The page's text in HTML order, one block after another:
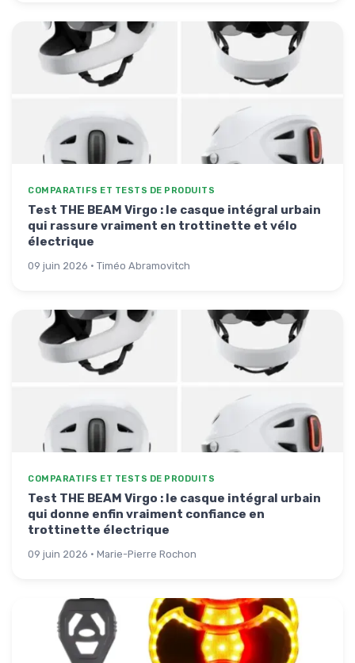
COMPARATIFS ET TESTS DE PRODUITS
Test THE BEAM Virgo : le casque intégral urbain
qui rassure vraiment en trottinette et vélo
électrique
09 juin 2026 · Timéo Abramovitch
COMPARATIFS ET TESTS DE PRODUITS
Test THE BEAM Virgo : le casque intégral urbain
qui donne enfin vraiment confiance en
trottinette électrique
09 juin 2026 · Marie-Pierre Rochon